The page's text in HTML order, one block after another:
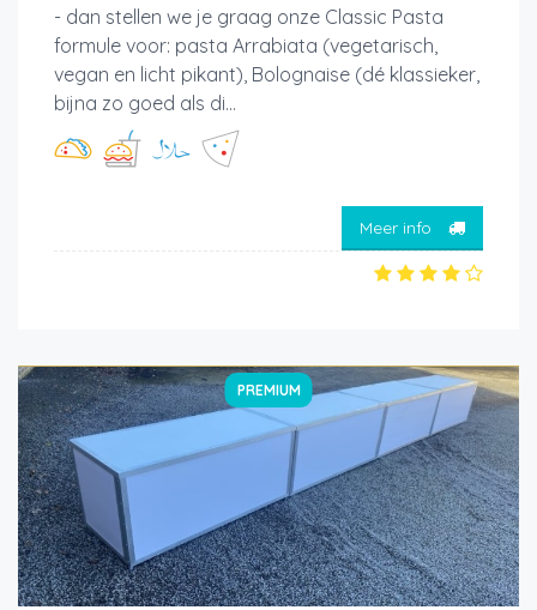
- dan stellen we je graag onze Classic Pasta
formule voor: pasta Arrabiata (vegetarisch,
vegan en licht pikant), Bolognaise (dé klassieker,
bijna zo goed als di...
Meer info
PREMIUM